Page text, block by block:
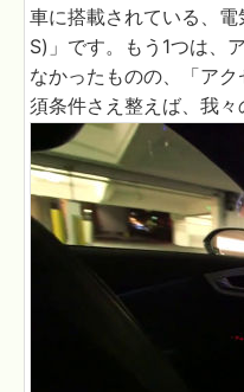
車に搭載されている、
S)」です。もう1つは、
なかったものの、「ア
須条件さえ整えば、我々